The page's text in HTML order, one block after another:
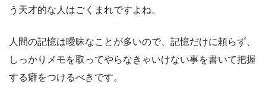
う天才的な人はごくまれですよね。
人間の記憶は曖昧なことが多いので、記憶だけに頼らず、
しっかりメモを取ってやらなきゃいけない事を書いて把握
する癖をつけるべきです。